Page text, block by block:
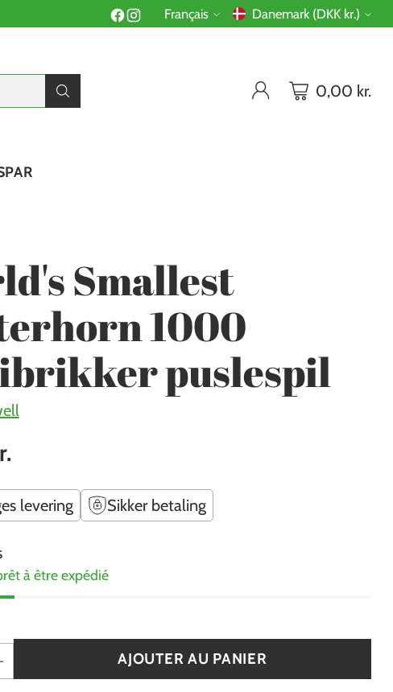
Langue
Français
Monnaie
Danemark (DKK kr.)
0,00 kr.
Smallest
1000
puslespil
levering Sikker betaling
à être expédié
AJOUTER AU PANIER